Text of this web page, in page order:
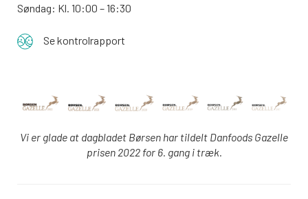
Søndag: Kl. 10:00 – 16:30
Se kontrolrapport
Vi er glade at dagbladet Børsen har tildelt Danfoods Gazelle
prisen 2022 for 6. gang i træk.